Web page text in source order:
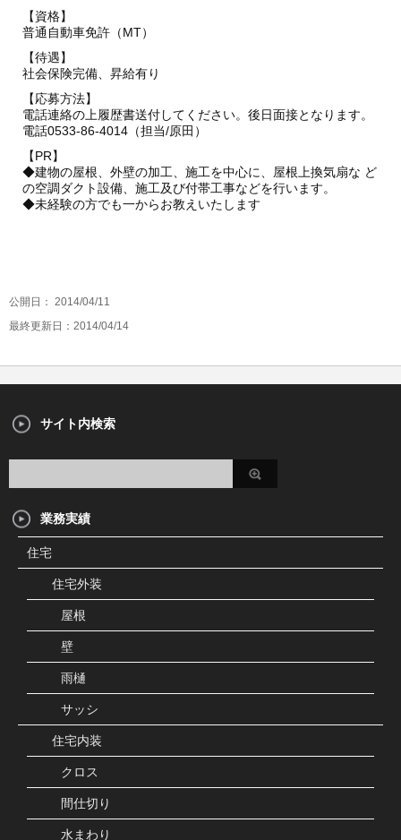
【資格】
普通自動車免許（MT）
【待遇】
社会保険完備、昇給有り
【応募方法】
電話連絡の上履歴書送付してください。後日面接となります。
電話0533-86-4014（担当/原田）
【PR】
◆建物の屋根、外壁の加工、施工を中心に、屋根上換気扇な ど
の空調ダクト設備、施工及び付帯工事などを行います。
◆未経験の方でも一からお教えいたします
公開日： 2014/04/11
最終更新日：2014/04/14
サイト内検索
業務実績
住宅
住宅外装
屋根
壁
雨樋
サッシ
住宅内装
クロス
間仕切り
水まわり